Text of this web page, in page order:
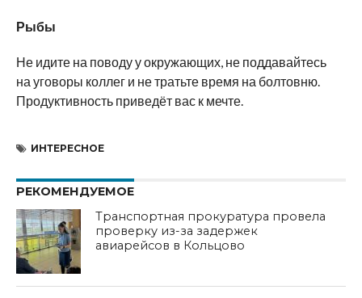
Рыбы
Не идите на поводу у окружающих, не поддавайтесь
на уговоры коллег и не тратьте время на болтовню.
Продуктивность приведёт вас к мечте.
ИНТЕРЕСНОЕ
РЕКОМЕНДУЕМОЕ
Транспортная прокуратура провела
проверку из-за задержек
авиарейсов в Кольцово